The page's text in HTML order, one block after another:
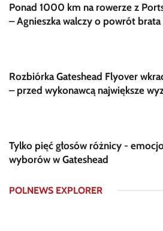
Ponad 1000 km na rowerze z
– Agnieszka walczy o powrót
Rozbiórka Gateshead Flyover
– przed wykonawcą największe
Tylko pięć głosów różnicy -
wyborów w Gateshead
POLNEWS EXPLORER